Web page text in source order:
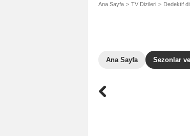
Ana Sayfa TV Dizileri Dedektif
Ana Sayfa Sezonlar